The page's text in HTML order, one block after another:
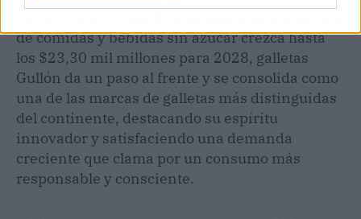
de comidas y bebidas sin azúcar crezca hasta
los $23,30 mil millones para 2028, galletas
Gullón da un paso al frente y se consolida como
una de las marcas de galletas más distinguidas
del continente, destacando su espíritu
innovador y satisfaciendo una demanda
creciente que clama por un consumo más
responsable y consciente.